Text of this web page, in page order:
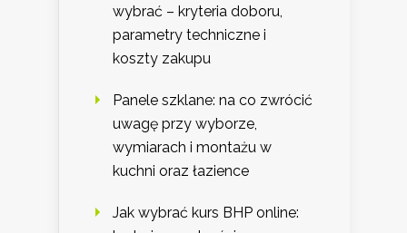
wybrać – kryteria doboru,
parametry techniczne i
koszty zakupu
Panele szklane: na co zwrócić
uwagę przy wyborze,
wymiarach i montażu w
kuchni oraz łazience
Jak wybrać kurs BHP online: